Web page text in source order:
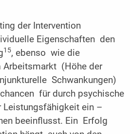
der Intervention
Eigenschaften den
15, ebenso wie die
Arbeitsmarkt (Höhe der
Schwankungen)
für durch psychische
Leistungsfähigkeit ein –
beeinflusst. Ein Erfolg